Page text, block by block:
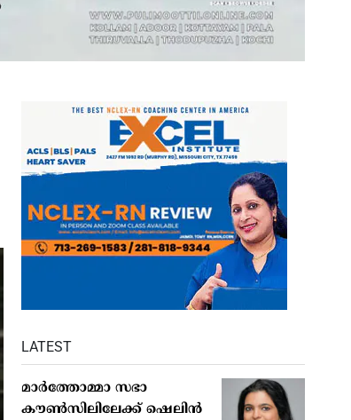
LATEST
മാര്‍ത്തോമ്മാ സഭാ
കൗണ്‍സിലിലേക്ക് ഷെലിന്‍